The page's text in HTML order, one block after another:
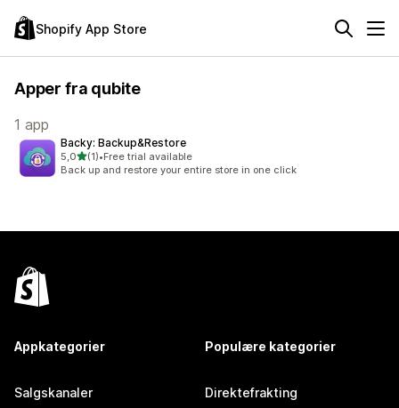
Shopify App Store
Apper fra qubite
1 app
Backy: Backup&Restore
5,0av 5 stjerner
(1)
Totalt 1 omtaler
•Free trial available
Back up and restore your entire store in one click
Appkategorier
Salgskanaler
Populære kategorier
Direktefrakting